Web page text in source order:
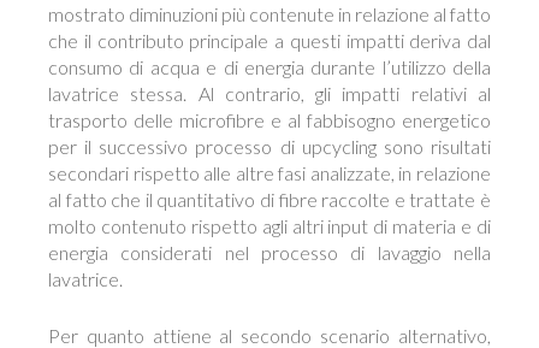
mostrato diminuzioni più contenute in relazione al fatto
che il contributo principale a questi impatti deriva dal
consumo di acqua e di energia durante l’utilizzo della
lavatrice stessa. Al contrario, gli impatti relativi al
trasporto delle microfibre e al fabbisogno energetico
per il successivo processo di upcycling sono risultati
secondari rispetto alle altre fasi analizzate, in relazione
al fatto che il quantitativo di fibre raccolte e trattate è
molto contenuto rispetto agli altri input di materia e di
energia considerati nel processo di lavaggio nella
lavatrice.
Per quanto attiene al secondo scenario alternativo,